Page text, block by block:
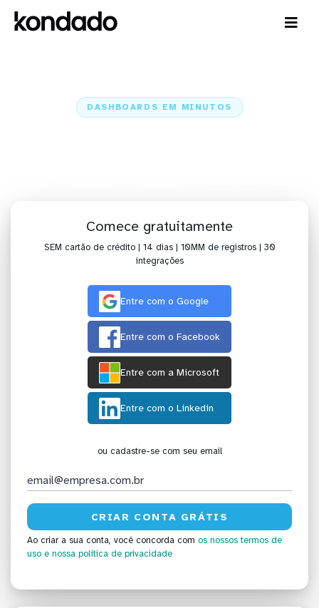
DASHBOARDS EM MINUTOS
Comece gratuitamente
SEM cartão de crédito | 14 dias | 10MM de registros | 30
integrações
Entre com o Google
Entre com o Facebook
Entre com a Microsoft
Entre com o Linkedin
ou cadastre-se com seu email
Ao criar a sua conta, você concorda com os nossos termos de
uso e nossa política de privacidade